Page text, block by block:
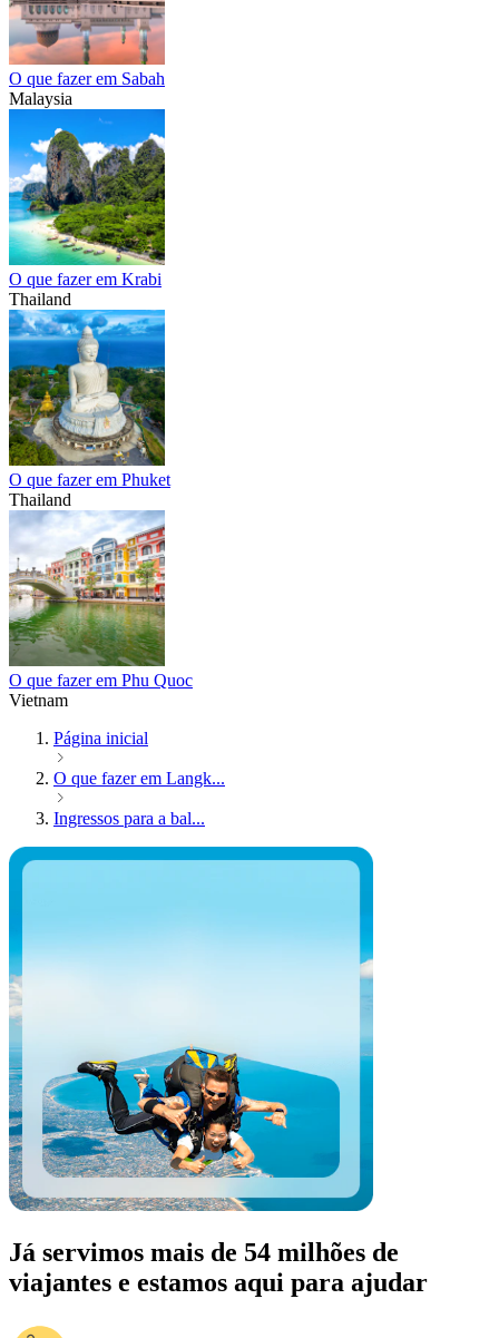
O que fazer em Sabah
Malaysia
O que fazer em Krabi
Thailand
O que fazer em Phuket
Thailand
O que fazer em Phu Quoc
Vietnam
Página inicial
O que fazer em Langk...
Ingressos para a bal...
Já servimos mais de 54 milhões de
viajantes e estamos aqui para ajudar